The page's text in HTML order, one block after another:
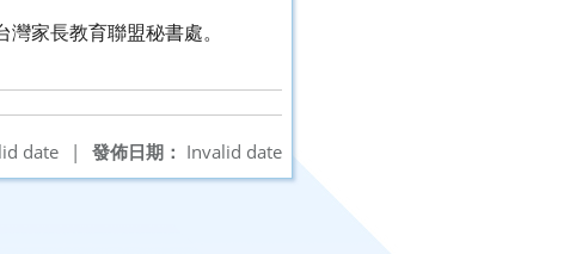
灣家長教育聯盟秘書處。
發佈日期： Invalid date
date |